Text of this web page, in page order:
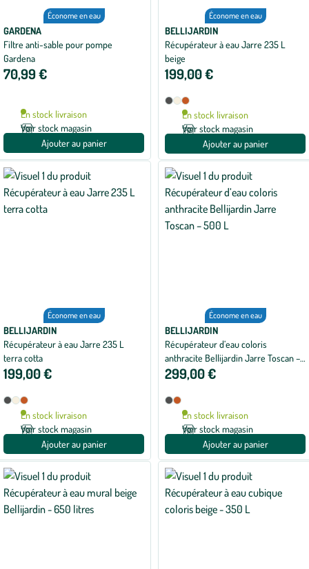
Économe en eau
GARDENA
Filtre anti-sable pour pompe
Gardena
70,99 €
En stock livraison
Voir stock magasin
Ajouter au panier
Économe en eau
BELLIJARDIN
Récupérateur à eau Jarre 235 L
beige
199,00 €
Disponible
coloris
Anthracite
BeigeTerracotta
En stock livraison
Voir stock magasin
Ajouter au panier
Économe en eau
BELLIJARDIN
Récupérateur à eau Jarre 235 L
terra cotta
199,00 €
Disponible
coloris
Anthracite
BeigeTerracotta
En stock livraison
Voir stock magasin
Ajouter au panier
Économe en eau
BELLIJARDIN
Récupérateur d’eau coloris
anthracite Bellijardin Jarre Toscan –
500 L
299,00 €
Disponible
coloris
Anthracite
Terracotta
En stock livraison
Voir stock magasin
Ajouter au panier